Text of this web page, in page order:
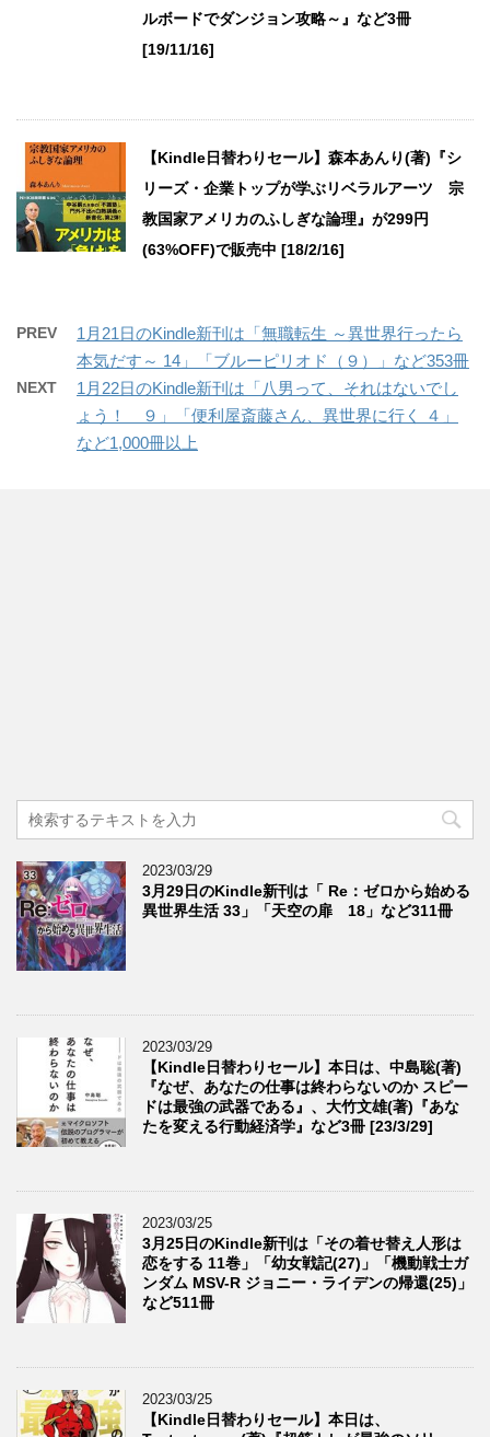
ルボードでダンジョン攻略～』など3冊
[19/11/16]
【Kindle日替わりセール】森本あんり(著)『シ
リーズ・企業トップが学ぶリベラルアーツ 宗
教国家アメリカのふしぎな論理』が299円
(63%OFF)で販売中 [18/2/16]
PREV
1月21日のKindle新刊は「無職転生 ～異世界行ったら
本気だす～ 14」「ブルーピリオド（９）」など353冊
NEXT
1月22日のKindle新刊は「八男って、それはないでし
ょう！ ９」「便利屋斎藤さん、異世界に行く ４」
など1,000冊以上
2023/03/29
3月29日のKindle新刊は「 Re：ゼロから始める
異世界生活 33」「天空の扉 18」など311冊
2023/03/29
【Kindle日替わりセール】本日は、中島聡(著)
『なぜ、あなたの仕事は終わらないのか スピー
ドは最強の武器である』、大竹文雄(著)『あな
たを変える行動経済学』など3冊 [23/3/29]
2023/03/25
3月25日のKindle新刊は「その着せ替え人形は
恋をする 11巻」「幼女戦記(27)」「機動戦士ガ
ンダム MSV-R ジョニー・ライデンの帰還(25)」
など511冊
2023/03/25
【Kindle日替わりセール】本日は、